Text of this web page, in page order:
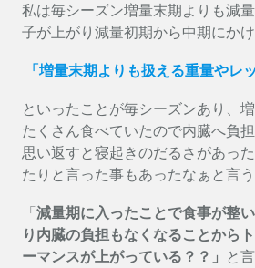
私は毎シーズン増量末期よりも減
子が上がり減量初期から中期にか
「増量末期よりも扱える重量やレ
といったことが毎シーズンあり、
たくさん食べていたので内臓へ負
思い返すと寝起きのだるさがあっ
たりと言った事もあったなぁと言
「減量期に入ったことで食事が整
り内臓の負担もなくなることから
ーマンスが上がっている？？」
と